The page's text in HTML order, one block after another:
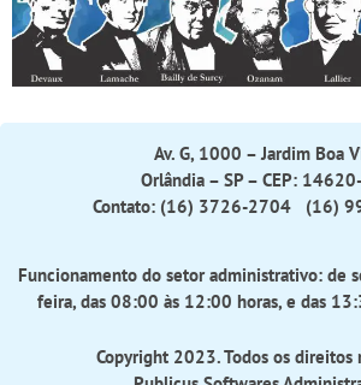
Av. G, 1000 – Jardim Boa
Orlândia – SP – CEP:
Contato: (16) 3726-2704 (16)
Funcionamento do setor administrativo: de
feira, das 08:00 às 12:00 horas, e das
Copyright 2023. Todos os direitos